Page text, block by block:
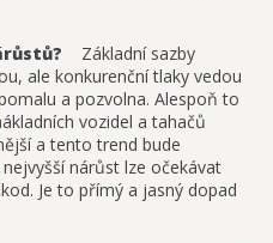
Základní sazby
ale konkurenční tlaky vedou
a pozvolna. Alespoň to
vozidel a tahačů
a tento trend bude
nárůst lze očekávat
Je to přímý a jasný dopad